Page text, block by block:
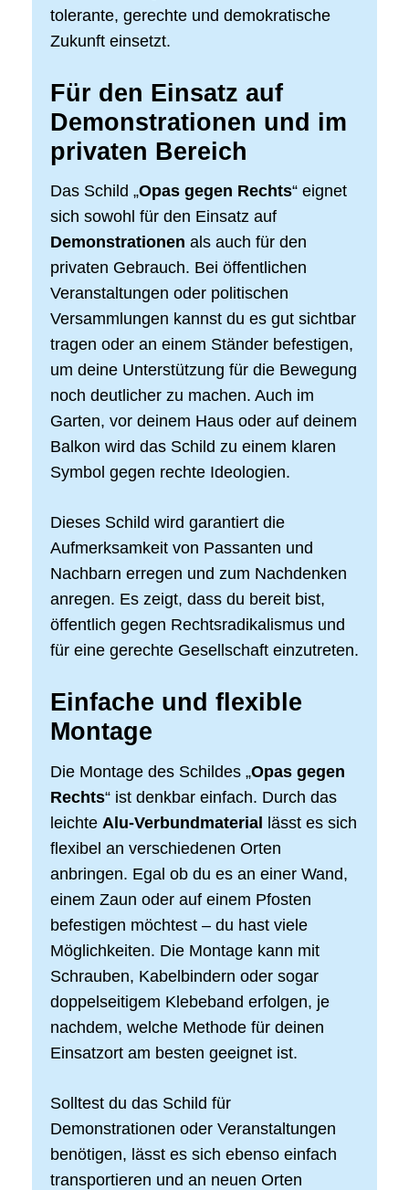
tolerante, gerechte und demokratische
Zukunft einsetzt.
Für den Einsatz auf
Demonstrationen und im
privaten Bereich
Das Schild „Opas gegen Rechts“ eignet
sich sowohl für den Einsatz auf
Demonstrationen als auch für den
privaten Gebrauch. Bei öffentlichen
Veranstaltungen oder politischen
Versammlungen kannst du es gut sichtbar
tragen oder an einem Ständer befestigen,
um deine Unterstützung für die Bewegung
noch deutlicher zu machen. Auch im
Garten, vor deinem Haus oder auf deinem
Balkon wird das Schild zu einem klaren
Symbol gegen rechte Ideologien.
Dieses Schild wird garantiert die
Aufmerksamkeit von Passanten und
Nachbarn erregen und zum Nachdenken
anregen. Es zeigt, dass du bereit bist,
öffentlich gegen Rechtsradikalismus und
für eine gerechte Gesellschaft einzutreten.
Einfache und flexible
Montage
Die Montage des Schildes „Opas gegen
Rechts“ ist denkbar einfach. Durch das
leichte Alu-Verbundmaterial lässt es sich
flexibel an verschiedenen Orten
anbringen. Egal ob du es an einer Wand,
einem Zaun oder auf einem Pfosten
befestigen möchtest – du hast viele
Möglichkeiten. Die Montage kann mit
Schrauben, Kabelbindern oder sogar
doppelseitigem Klebeband erfolgen, je
nachdem, welche Methode für deinen
Einsatzort am besten geeignet ist.
Solltest du das Schild für
Demonstrationen oder Veranstaltungen
benötigen, lässt es sich ebenso einfach
transportieren und an neuen Orten